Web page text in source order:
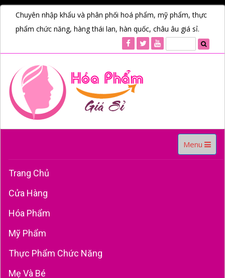
Chuyên nhập khẩu và phân phối hoá phẩm, mỹ phẩm, thực
phẩm chức năng, hàng thái lan, hàn quốc, châu âu giá sỉ.
Toggle
navigation
Menu
Trang Chủ
Cửa Hàng
Hóa Phẩm
Mỹ Phẩm
Thực Phẩm Chức Năng
Mẹ Và Bé